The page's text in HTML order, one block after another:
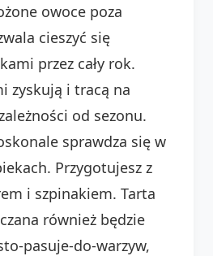
owoce poza
cieszyć się
przez cały rok.
zyskują i tracą na
od sezonu.
sprawdza się w
Przygotujesz z
i szpinakiem. Tarta
również będzie
pasuje-do-warzyw,